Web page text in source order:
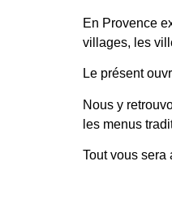
En Provence
villages, les
Le présent
Nous y
les menus
Tout vous sera